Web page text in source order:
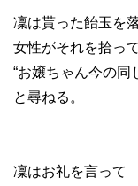
凜は貰った飴玉を
女性がそれを拾って
“お嬢ちゃん今の同
と尋ねる。
凜はお礼を言って